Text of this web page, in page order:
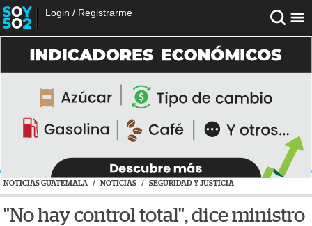
Login / Registrarme
NOTICIAS GUATEMALA / NOTICIAS / SEGURIDAD Y JUSTICIA
"No hay control total", dice ministro